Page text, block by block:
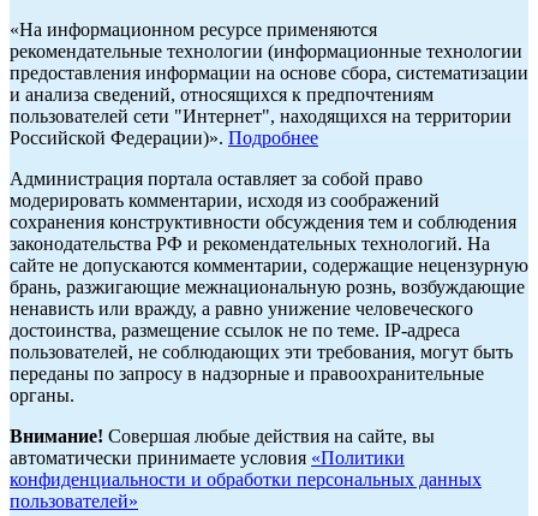
«На информационном ресурсе применяются
рекомендательные технологии (информационные технологии
предоставления информации на основе сбора, систематизации
и анализа сведений, относящихся к предпочтениям
пользователей сети "Интернет", находящихся на территории
Российской Федерации)». Подробнее
Администрация портала оставляет за собой право
модерировать комментарии, исходя из соображений
сохранения конструктивности обсуждения тем и соблюдения
законодательства РФ и рекомендательных технологий. На
сайте не допускаются комментарии, содержащие нецензурную
брань, разжигающие межнациональную рознь, возбуждающие
ненависть или вражду, а равно унижение человеческого
достоинства, размещение ссылок не по теме. IP-адреса
пользователей, не соблюдающих эти требования, могут быть
переданы по запросу в надзорные и правоохранительные
органы.
Внимание! Совершая любые действия на сайте, вы
автоматически принимаете условия «Политики
конфиденциальности и обработки персональных данных
пользователей»